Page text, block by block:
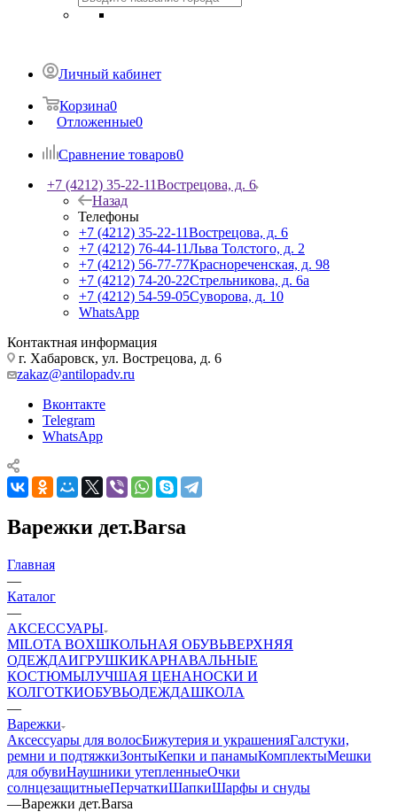
Личный кабинет
Корзина0
Отложенные0
Сравнение товаров0
+7 (4212) 35-22-11Вострецова, д. 6
Назад
Телефоны
+7 (4212) 35-22-11Вострецова, д. 6
+7 (4212) 76-44-11Льва Толстого, д. 2
+7 (4212) 56-77-77Краснореченская, д. 98
+7 (4212) 74-20-22Стрельникова, д. 6а
+7 (4212) 54-59-05Суворова, д. 10
WhatsApp
Контактная информация
г. Хабаровск, ул. Вострецова, д. 6
zakaz@antilopadv.ru
Вконтакте
Telegram
WhatsApp
Варежки дет.Barsa
Главная
—
Каталог
—
АКСЕССУАРЫ
MILOTA BOXШКОЛЬНАЯ ОБУВЬВЕРХНЯЯ
ОДЕЖДАИГРУШКИКАРНАВАЛЬНЫЕ
КОСТЮМЫЛУЧШАЯ ЦЕНАНОСКИ И
КОЛГОТКИОБУВЬОДЕЖДАШКОЛА
—
Варежки
Аксессуары для волосБижутерия и украшенияГалстуки,
ремни и подтяжкиЗонтыКепки и панамыКомплектыМешки
для обувиНаушники утепленныеОчки
солнцезащитныеПерчаткиШапкиШарфы и снуды
—Варежки дет.Barsa